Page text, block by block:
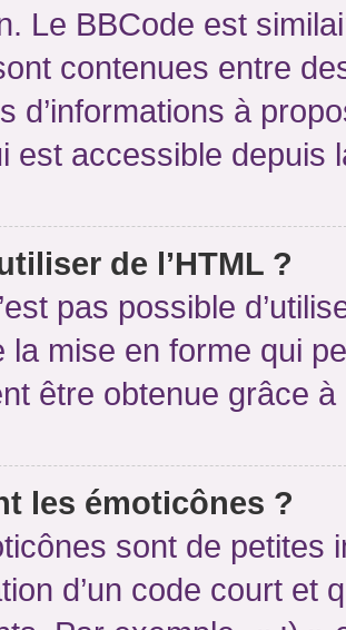
Le BBCode est
contenues entre
d’informations à
est accessible depuis
de l’HTML ?
pas possible
la mise en forme qui
être obtenue grâce à
les émoticônes ?
sont de petites
d’un code court et